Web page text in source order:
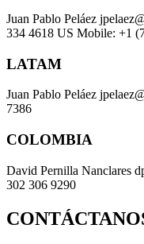
Juan Pablo Peláez
334 4618 US Mobile: +1
LATAM
Juan Pablo Peláez
7386
COLOMBIA
David Pernilla Nanclares
302 306 9290